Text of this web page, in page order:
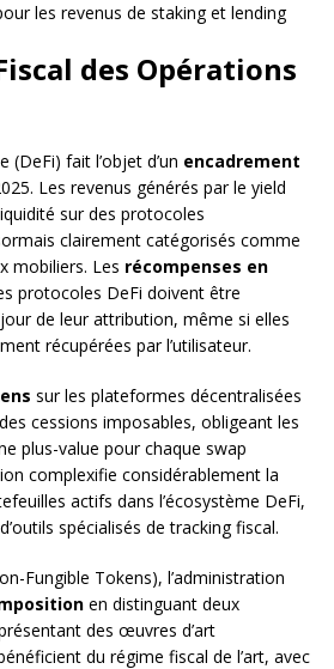
les revenus de staking et lending
des Opérations
(DeFi) fait l’objet d’un encadrement
Les revenus générés par le yield
sur des protocoles
clairement catégorisés comme
mobiliers. Les récompenses en
protocoles DeFi doivent être
de leur attribution, même si elles
récupérées par l’utilisateur.
sur les plateformes décentralisées
cessions imposables, obligeant les
plus-value pour chaque swap
complexifie considérablement la
actifs dans l’écosystème DeFi,
spécialisés de tracking fiscal.
Fungible Tokens), l’administration
en distinguant deux
des œuvres d’art
du régime fiscal de l’art, avec